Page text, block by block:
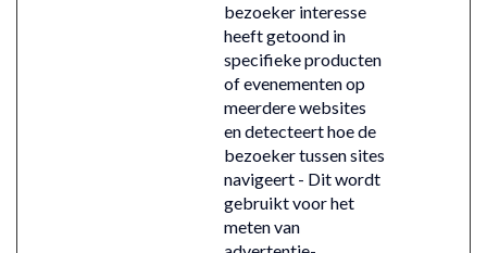
bezoeker interesse
heeft getoond in
specifieke producten
of evenementen op
meerdere websites
en detecteert hoe de
bezoeker tussen sites
navigeert - Dit wordt
gebruikt voor het
meten van